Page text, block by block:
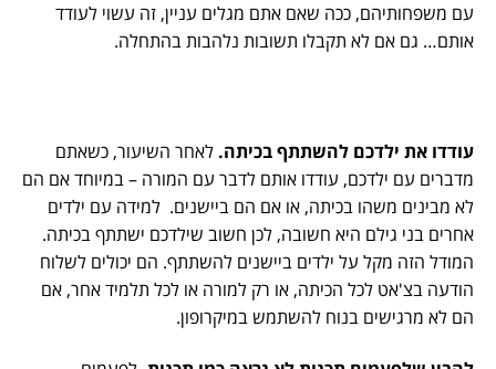
עם משפחותיהם, ככה שאם אתם מגלים עניין, זה עשוי לעודד
אותם… גם אם לא תקבלו תשובות נלהבות בהתחלה.
עודדו את ילדכם להשתתף בכיתה. לאחר השיעור, כשאתם
מדברים עם ילדכם, עודדו אותם לדבר עם המורה – במיוחד אם הם
לא מבינים משהו בכיתה, או אם הם ביישנים. למידה עם ילדים
אחרים בני גילם היא חשובה, לכן חשוב שילדכם ישתתף בכיתה.
המודל הזה מקל על ילדים ביישנים להשתתף. הם יכולים לשלוח
הודעה בצ'אט לכל הכיתה, או רק למורה או לכל תלמיד אחר, אם
הם לא מרגישים בנוח להשתמש במיקרופון.